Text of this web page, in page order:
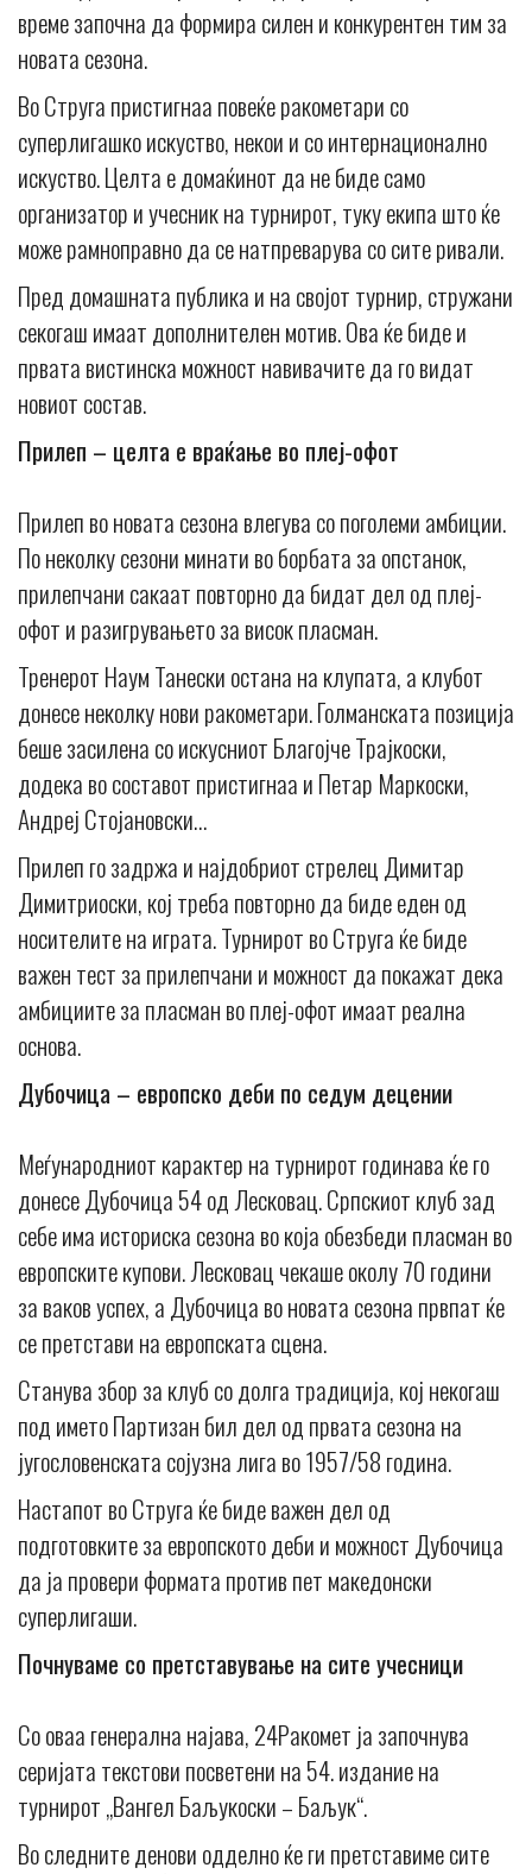
време започна да формира силен и конкурентен тим за
новата сезона.
Во Струга пристигнаа повеќе ракометари со
суперлигашко искуство, некои и со интернационално
искуство. Целта е домаќинот да не биде само
организатор и учесник на турнирот, туку екипа што ќе
може рамноправно да се натпреварува со сите ривали.
Пред домашната публика и на својот турнир, стружани
секогаш имаат дополнителен мотив. Ова ќе биде и
првата вистинска можност навивачите да го видат
новиот состав.
Прилеп – целта е враќање во плеј-офот
Прилеп во новата сезона влегува со поголеми амбиции.
По неколку сезони минати во борбата за опстанок,
прилепчани сакаат повторно да бидат дел од плеј-
офот и разигрувањето за висок пласман.
Тренерот Наум Танески остана на клупата, а клубот
донесе неколку нови ракометари. Голманската позиција
беше засилена со искусниот Благојче Трајкоски,
додека во составот пристигнаа и Петар Маркоски,
Андреј Стојановски…
Прилеп го задржа и најдобриот стрелец Димитар
Димитриоски, кој треба повторно да биде еден од
носителите на играта. Турнирот во Струга ќе биде
важен тест за прилепчани и можност да покажат дека
амбициите за пласман во плеј-офот имаат реална
основа.
Дубочица – европско деби по седум децении
Меѓународниот карактер на турнирот годинава ќе го
донесе Дубочица 54 од Лесковац. Српскиот клуб зад
себе има историска сезона во која обезбеди пласман во
европските купови. Лесковац чекаше околу 70 години
за ваков успех, а Дубочица во новата сезона првпат ќе
се претстави на европската сцена.
Станува збор за клуб со долга традиција, кој некогаш
под името Партизан бил дел од првата сезона на
југословенската сојузна лига во 1957/58 година.
Настапот во Струга ќе биде важен дел од
подготовките за европското деби и можност Дубочица
да ја провери формата против пет македонски
суперлигаши.
Почнуваме со претставување на сите учесници
Со оваа генерална најава, 24Ракомет ја започнува
серијата текстови посветени на 54. издание на
турнирот „Вангел Баљукоски – Баљук“.
Во следните денови одделно ќе ги претставиме сите